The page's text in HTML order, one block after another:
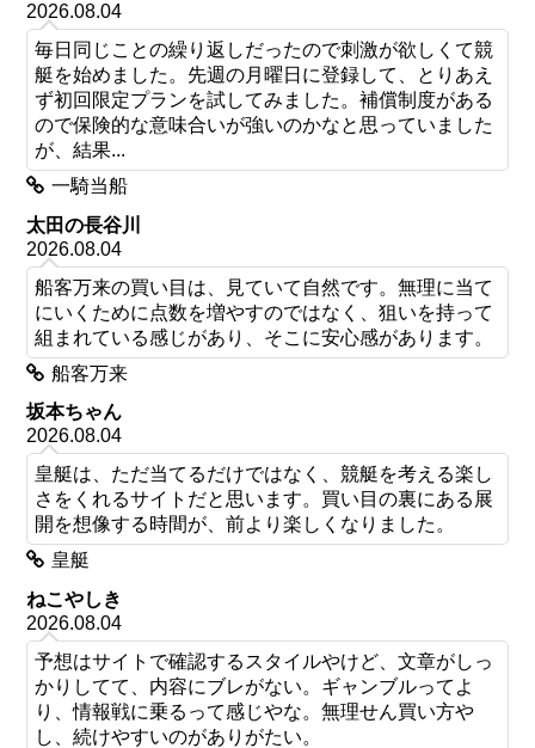
2026.08.04
毎日同じことの繰り返しだったので刺激が欲しくて競
艇を始めました。先週の月曜日に登録して、とりあえ
ず初回限定プランを試してみました。補償制度がある
ので保険的な意味合いが強いのかなと思っていました
が、結果...
一騎当船
太田の長谷川
2026.08.04
船客万来の買い目は、見ていて自然です。無理に当て
にいくために点数を増やすのではなく、狙いを持って
組まれている感じがあり、そこに安心感があります。
船客万来
坂本ちゃん
2026.08.04
皇艇は、ただ当てるだけではなく、競艇を考える楽し
さをくれるサイトだと思います。買い目の裏にある展
開を想像する時間が、前より楽しくなりました。
皇艇
ねこやしき
2026.08.04
予想はサイトで確認するスタイルやけど、文章がしっ
かりしてて、内容にブレがない。ギャンブルってよ
り、情報戦に乗るって感じやな。無理せん買い方や
し、続けやすいのがありがたい。